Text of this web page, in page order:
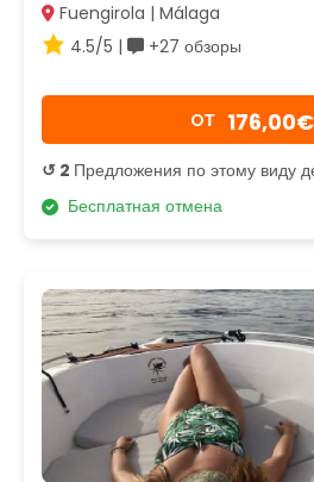
Fuengirola | Málaga
4.5/5 |
+27 обзоры
OТ 176,00€
↺ 2 Предложения по этому виду
Бесплатная отмена